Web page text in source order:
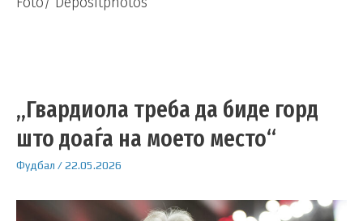
„Гвардиола треба да биде горд
што доаѓа на моето место“
Фудбал /22.05.2026